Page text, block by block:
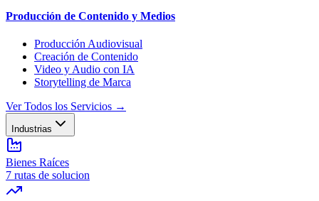
Producción de Contenido y Medios
Producción Audiovisual
Creación de Contenido
Video y Audio con IA
Storytelling de Marca
Ver Todos los Servicios →
Industrias
Bienes Raíces
7 rutas de solucion